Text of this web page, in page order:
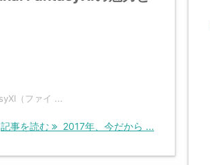
（ファイ ...
記事を読む 2017年、今だから ...